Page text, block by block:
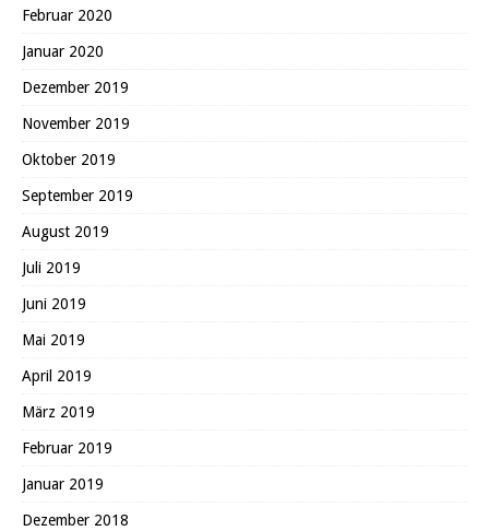
Februar 2020
Januar 2020
Dezember 2019
November 2019
Oktober 2019
September 2019
August 2019
Juli 2019
Juni 2019
Mai 2019
April 2019
März 2019
Februar 2019
Januar 2019
Dezember 2018